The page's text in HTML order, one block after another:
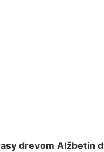
drevom Alžbetin